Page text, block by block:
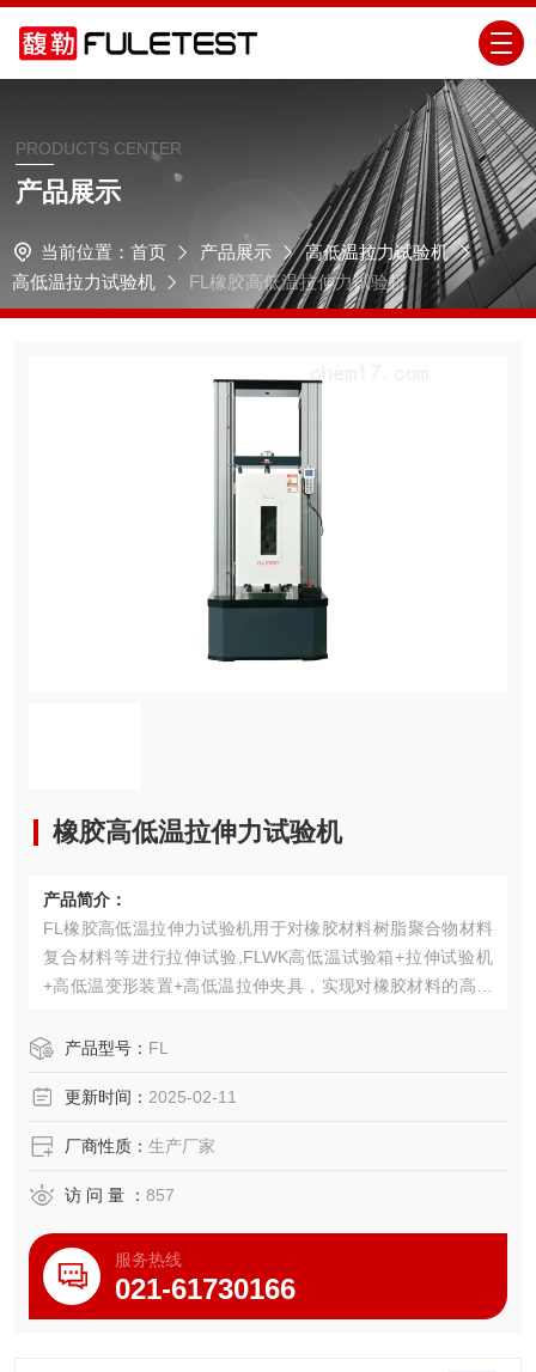
PRODUCTS CENTER
产品展示
当前位置： 首页 产品展示
高低温拉力试验机
高低温拉力试验机
FL橡胶高低温拉伸力试验机
橡胶高低温拉伸力试验机
产品简介：
FL橡胶高低温拉伸力试验机用于对橡胶材料树脂聚合物材料
复合材料等进行拉伸试验,FLWK高低温试验箱+拉伸试验机
+高低温变形装置+高低温拉伸夹具，实现对橡胶材料的高低
产品型号： FL
更新时间： 2025-02-11
厂商性质： 生产厂家
访 问 量 ： 857
服务热线
021-61730166